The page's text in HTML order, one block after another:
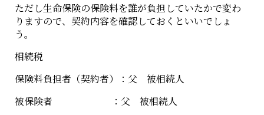
ただし生命保険の保険料を誰が負担していたかで変わ
りますので、契約内容を確認しておくといいでしょ
う。
相続税
保険料負担者（契約者）：父 被相続人
被保険者 ：父 被相続人